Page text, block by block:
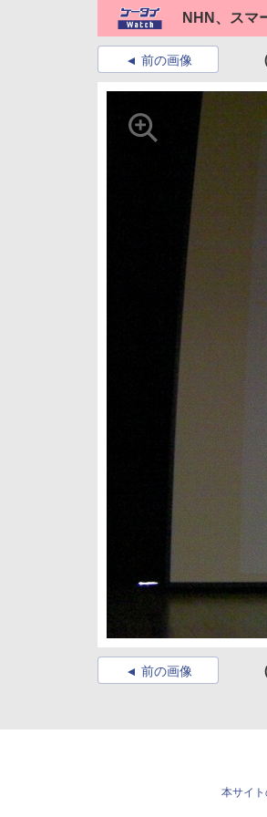
NHN、スマ
前の画像
前の画像
本サイ